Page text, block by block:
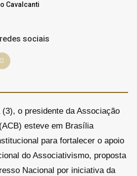
Cavalcanti
sociais
o presidente da Associação
esteve em Brasília
para fortalecer o apoio
do Associativismo, proposta
Nacional por iniciativa da